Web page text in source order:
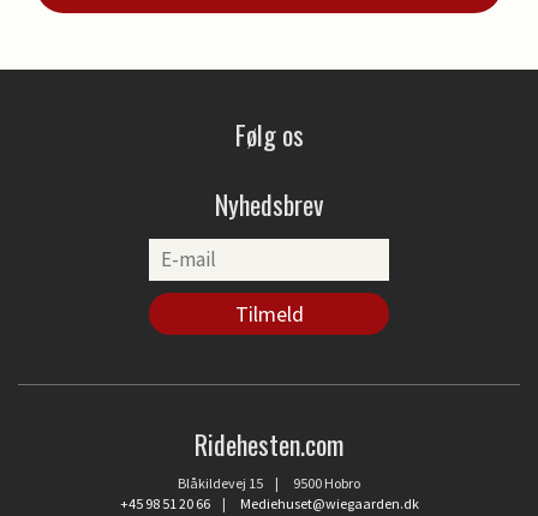
Følg os
Nyhedsbrev
Ridehesten.com
Blåkildevej 15 | 9500 Hobro
+45 98 51 20 66| Mediehuset@wiegaarden.dk